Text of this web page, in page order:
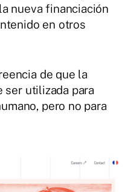
nueva financiación
en otros
de que la
utilizada para
pero no para